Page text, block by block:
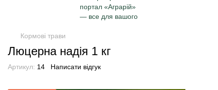
Кормові трави
Люцерна надія 1 кг
Артикул: 14 Написати відгук